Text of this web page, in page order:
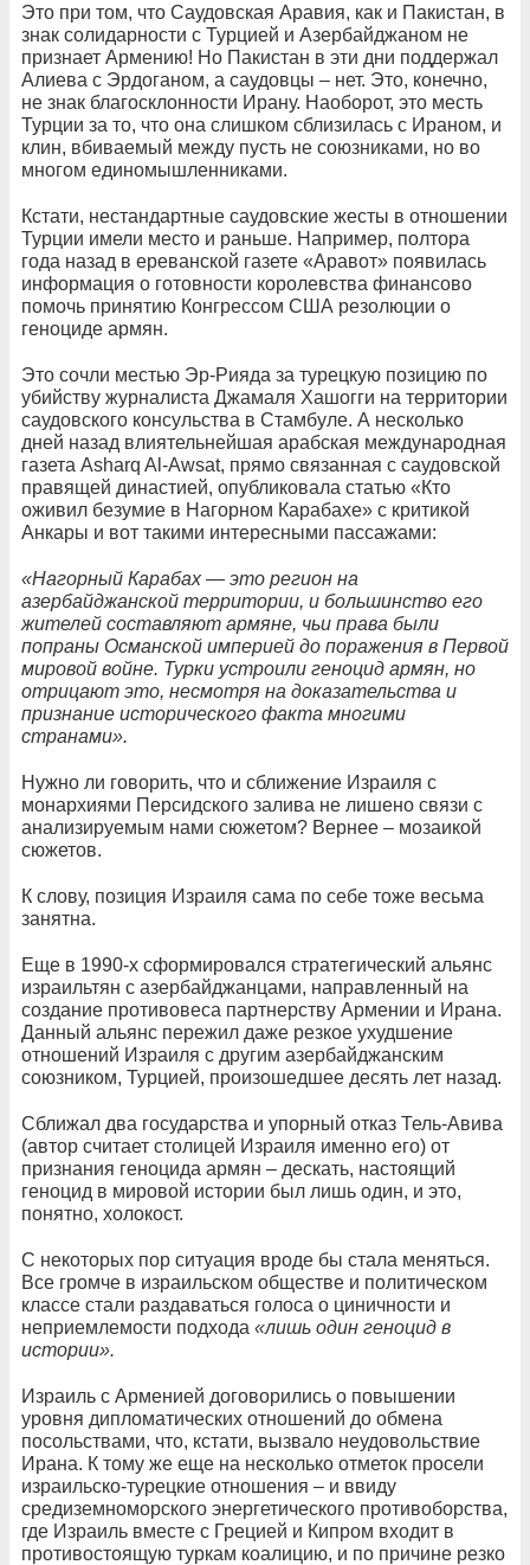
Это при том, что Саудовская Аравия, как и Пакистан, в
знак солидарности с Турцией и Азербайджаном не
признает Армению! Но Пакистан в эти дни поддержал
Алиева с Эрдоганом, а саудовцы – нет. Это, конечно,
не знак благосклонности Ирану. Наоборот, это месть
Турции за то, что она слишком сблизилась с Ираном, и
клин, вбиваемый между пусть не союзниками, но во
многом единомышленниками.
Кстати, нестандартные саудовские жесты в отношении
Турции имели место и раньше. Например, полтора
года назад в ереванской газете «Аравот» появилась
информация о готовности королевства финансово
помочь принятию Конгрессом США резолюции о
геноциде армян.
Это сочли местью Эр-Рияда за турецкую позицию по
убийству журналиста Джамаля Хашогги на территории
саудовского консульства в Стамбуле. А несколько
дней назад влиятельнейшая арабская международная
газета Asharq Al-Awsat, прямо связанная с саудовской
правящей династией, опубликовала статью «Кто
оживил безумие в Нагорном Карабахе» с критикой
Анкары и вот такими интересными пассажами:
«Нагорный Карабах — это регион на
азербайджанской территории, и большинство его
жителей составляют армяне, чьи права были
попраны Османской империей до поражения в Первой
мировой войне. Турки устроили геноцид армян, но
отрицают это, несмотря на доказательства и
признание исторического факта многими
странами».
Нужно ли говорить, что и сближение Израиля с
монархиями Персидского залива не лишено связи с
анализируемым нами сюжетом? Вернее – мозаикой
сюжетов.
К слову, позиция Израиля сама по себе тоже весьма
занятна.
Еще в 1990-х сформировался стратегический альянс
израильтян с азербайджанцами, направленный на
создание противовеса партнерству Армении и Ирана.
Данный альянс пережил даже резкое ухудшение
отношений Израиля с другим азербайджанским
союзником, Турцией, произошедшее десять лет назад.
Сближал два государства и упорный отказ Тель-Авива
(автор считает столицей Израиля именно его) от
признания геноцида армян – дескать, настоящий
геноцид в мировой истории был лишь один, и это,
понятно, холокост.
С некоторых пор ситуация вроде бы стала меняться.
Все громче в израильском обществе и политическом
классе стали раздаваться голоса о циничности и
неприемлемости подхода «лишь один геноцид в
истории».
Израиль с Арменией договорились о повышении
уровня дипломатических отношений до обмена
посольствами, что, кстати, вызвало неудовольствие
Ирана. К тому же еще на несколько отметок просели
израильско-турецкие отношения – и ввиду
средиземноморского энергетического противоборства,
где Израиль вместе с Грецией и Кипром входит в
противостоящую туркам коалицию, и по причине резко